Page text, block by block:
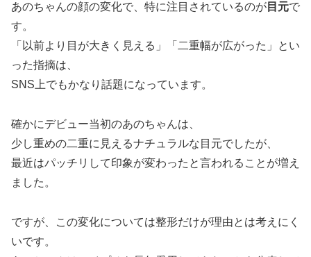
あのちゃんの顔の変化で、特に注目されているのが 目元で
す。
「以前より目が大きく見える」「二重幅が広がった」とい
った指摘は、
SNS上でもかなり話題になっています。
確かにデビュー当初のあのちゃんは、
少し重めの二重に見えるナチュラルな目元でしたが、
最近はパッチリして印象が変わったと言われることが増え
ました。
ですが、この変化については整形だけが理由とは考えにく
いです。